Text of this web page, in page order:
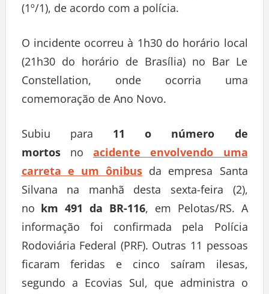
(1º/1), de acordo com a polícia.
O incidente ocorreu à 1h30 do horário local
(21h30 do horário de Brasília) no Bar Le
Constellation, onde ocorria uma
comemoração de Ano Novo.
Subiu para 11 o número de
mortosno acidente envolvendo uma
carreta e um ônibus da empresa Santa
Silvana na manhã desta sexta-feira (2),
no km 491 da BR-116, em Pelotas/RS. A
informação foi confirmada pela Polícia
Rodoviária Federal (PRF). Outras 11 pessoas
ficaram feridas e cinco saíram ilesas,
segundo a Ecovias Sul, que administra o